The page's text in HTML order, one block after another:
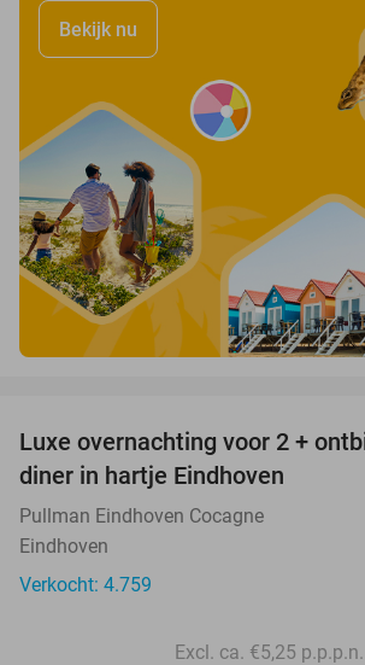
Bekijk nu
Luxe overnachting voor 2 +
diner in hartje Eindhoven
Pullman Eindhoven Cocagne
Eindhoven
Verkocht: 4.759
Excl. ca. €5,25